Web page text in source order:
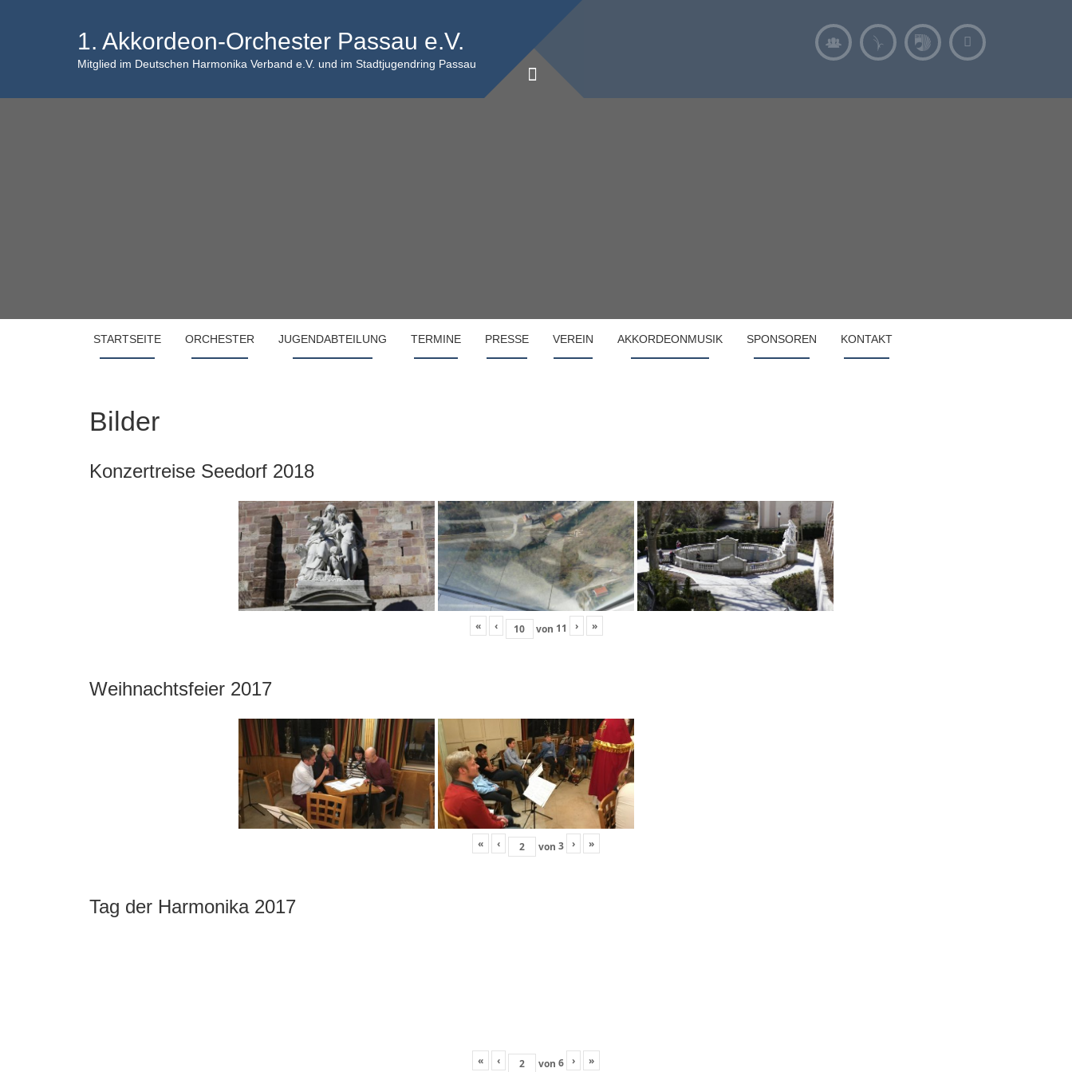
1. Akkordeon-Orchester Passau e.V.
Mitglied im Deutschen Harmonika Verband e.V. und im Stadtjugendring Passau
STARTSEITE ORCHESTER JUGENDABTEILUNG TERMINE PRESSE VEREIN AKKORDEONMUSIK SPONSOREN KONTAKT
Bilder
Konzertreise Seedorf 2018
« ‹ von 11 › »
Weihnachtsfeier 2017
« ‹ von 3 › »
Tag der Harmonika 2017
« ‹ von 6 › »